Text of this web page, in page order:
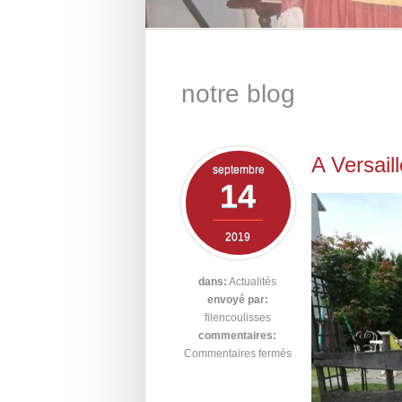
notre blog
septembre
14
2019
dans: Actualités
envoyé par:
filencoulisses
commentaires:
Commentaires fermés
A